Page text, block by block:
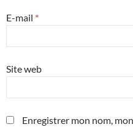
E-mail *
Site web
Enregistrer mon nom,